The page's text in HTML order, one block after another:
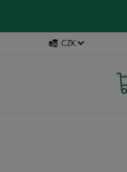
CZK